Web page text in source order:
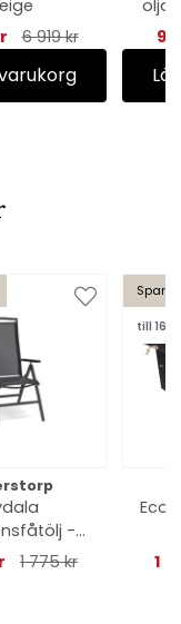
6 919 kr
-
1 775 kr
Spara
till 16/8
1